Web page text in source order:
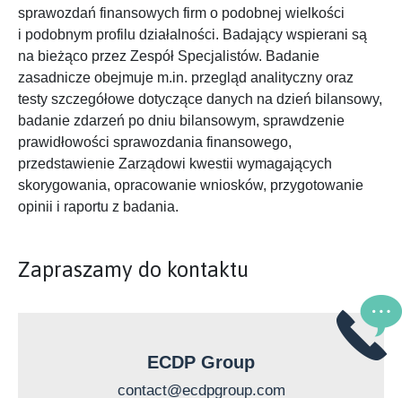
sprawozdań finansowych firm o podobnej wielkości
i podobnym profilu działalności. Badający wspierani są
na bieżąco przez Zespół Specjalistów. Badanie
zasadnicze obejmuje m.in. przegląd analityczny oraz
testy szczegółowe dotyczące danych na dzień bilansowy,
badanie zdarzeń po dniu bilansowym, sprawdzenie
prawidłowości sprawozdania finansowego,
przedstawienie Zarządowi kwestii wymagających
skorygowania, opracowanie wniosków, przygotowanie
opinii i raportu z badania.
Zapraszamy do kontaktu
ECDP Group
contact@ecdpgroup.com